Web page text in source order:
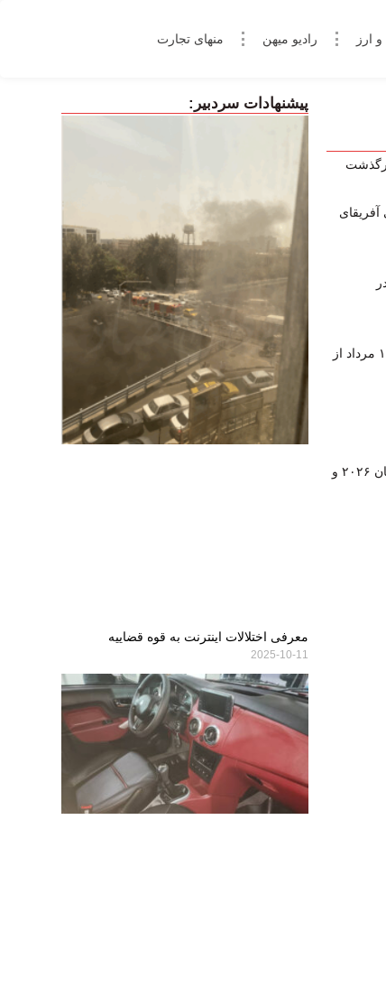
ارز رادیو میهن منهای تجارت
پخش زنده بازی‌های فوتبال امروز شنبه ۱۷ مرداد از
لهستان میزبان جام باشگاه‌های والیبال جهان ۲۰۲۶ و
پیشنهادات سردبیر:
معرفی اختلالات اینترنت به قوه قضاییه
2025-10-11